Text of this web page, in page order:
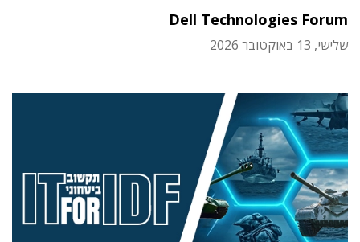
Dell Technologies Forum
שלישי, 13 באוקטובר 2026